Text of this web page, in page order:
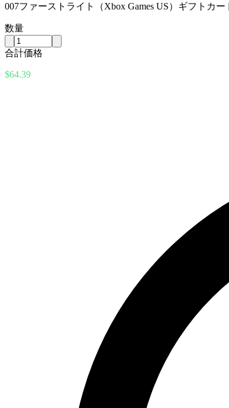
007ファーストライト（Xbox Games US）ギフトカ
数量
合計価格
$64.39